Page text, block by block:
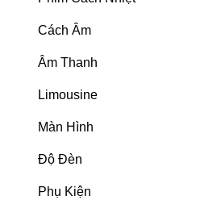
thất ô tô tại nhà chỉ vì
Cách Âm
Âm Thanh
Limousine
Màn Hình
Độ Đèn
Phụ Kiện